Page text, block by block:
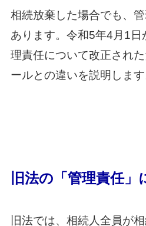
相続放棄した場合でも、
あります。令和5年4月1日
理責任について改正され
ールとの違いを説明します
旧法の「管理責任
旧法では、相続人全員が